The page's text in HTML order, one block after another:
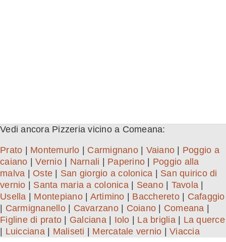
Vedi ancora Pizzeria vicino a Comeana:
Prato Montemurlo Carmignano| Vaiano
Poggio a
caiano |Vernio| Narnali Paperino
Poggio alla
malva
Oste San giorgio a colonica
San quirico di
vernio
Santa maria a colonica| Seano| Tavola
Usella
Montepiano| Artimino Bacchereto| Cafaggio
Carmignanello| Cavarzano| Coiano Comeana
Figline di prato
Galciana| Iolo La briglia| La querce
Luicciana| Maliseti Mercatale vernio Viaccia